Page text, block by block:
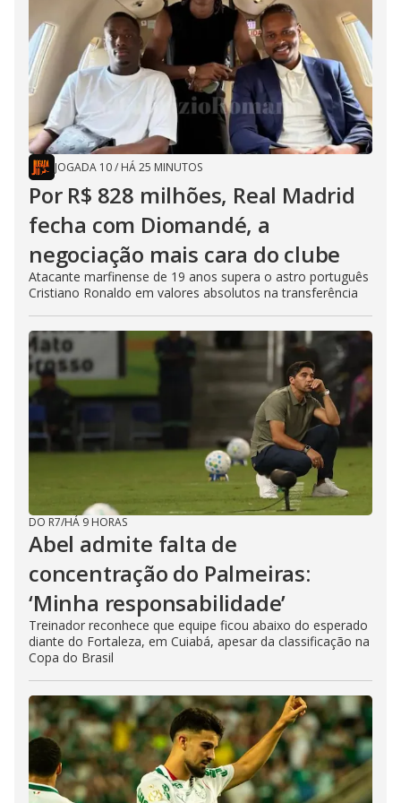
JOGADA 10/ HÁ 25 MINUTOS
Por R$ 828 milhões, Real Madrid
fecha com Diomandé, a
negociação mais cara do clube
Atacante marfinense de 19 anos supera o astro português
Cristiano Ronaldo em valores absolutos na transferência
DO R7/HÁ 9 HORAS
Abel admite falta de
concentração do Palmeiras:
‘Minha responsabilidade’
Treinador reconhece que equipe ficou abaixo do esperado
diante do Fortaleza, em Cuiabá, apesar da classificação na
Copa do Brasil